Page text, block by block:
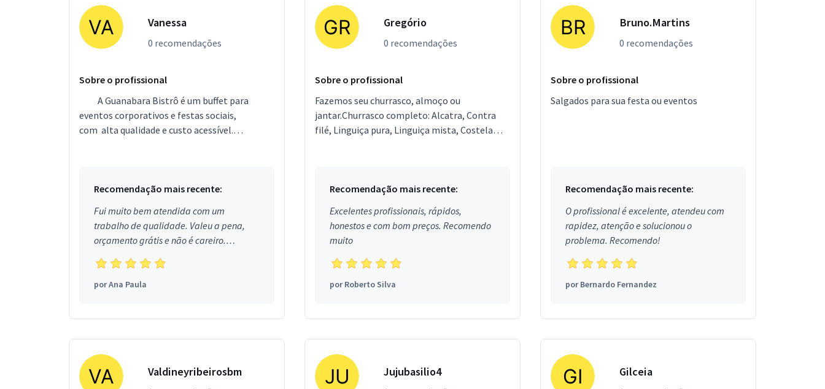
Vanessa
0 recomendações
Sobre o profissional
A Guanabara Bistrô é um buffet para
eventos corporativos e festas sociais,
com alta qualidade e custo acessível.
Recomendação mais recente:
Fui muito bem atendida com um
trabalho de qualidade. Valeu a pena,
orçamento grátis e não é careiro.
Obrigada!
porAna Paula
Gregório
0 recomendações
Sobre o profissional
Fazemos seu churrasco, almoço ou
jantar.Churrasco completo: Alcatra, Contra
filé, Linguiça pura, Linguiça mista, Costela
Recomendação mais recente:
Excelentes profissionais, rápidos,
honestos e com bom preços. Recomendo
muito
porRoberto Silva
Bruno.Martins
0 recomendações
Sobre o profissional
Salgados para sua festa ou eventos
Recomendação mais recente:
O profissional é excelente, atendeu com
rapidez, atenção e solucionou o
problema. Recomendo!
porBernardo Fernandez
Valdineyribeirosbm Jujubasilio4 Gilceia